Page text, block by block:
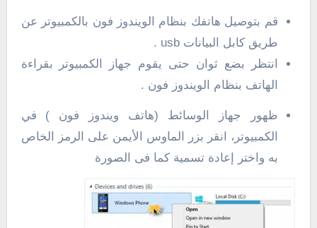
قم بتوصيل هاتفك بنظام الويندوز فون بالكمبيوتر عن
طريق كابل البيانات usb .
انتظر بضع ثوان حتى يقوم جهاز الكمبيوتر بقراءة
الهاتف بنظام الويندوز فون .
ظهور جهاز الوسائط (هاتف ويندوز فون ) في
الكمبيوتر، انقر بزر الماوس الأيمن على الرمز الخاص
به واختر إعادة تسمية كما فى الصورة